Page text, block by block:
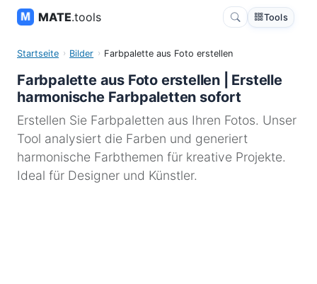
MATE.tools Tools
Startseite Bilder Farbpalette aus Foto erstellen
Farbpalette aus Foto erstellen | Erstelle
harmonische Farbpaletten sofort
Erstellen Sie Farbpaletten aus Ihren Fotos. Unser
Tool analysiert die Farben und generiert
harmonische Farbthemen für kreative Projekte.
Ideal für Designer und Künstler.